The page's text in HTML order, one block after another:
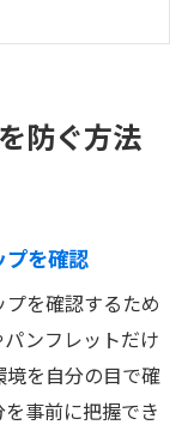
の実態を調査
コツ
生活チェック
準備と確認方
防ぐ方法
プを確認
を確認するため
ンフレットだけ
を自分の目で確
事前に把握でき